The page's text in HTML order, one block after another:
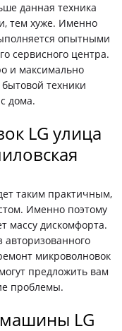
данная техника
тем хуже. Именно
опытными
сервисного центра.
и максимально
техники
дома.
LG улица
таким практичным,
Именно поэтому
массу дискомфорта.
микроволновок
предложить вам
проблемы.
LG